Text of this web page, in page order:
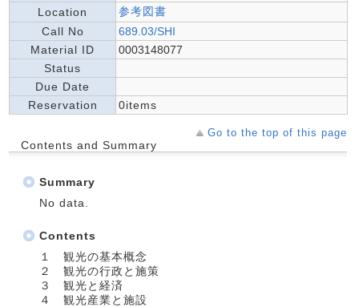
Location
参考図書
Call No
689.03/SHI
Material ID
0003148077
Status
Due Date
Reservation
0items
Go to the top of this page
Contents and Summary
Summary
No data.
Contents
１ 観光の基本概念
２ 観光の行政と施策
３ 観光と経済
４ 観光産業と施設